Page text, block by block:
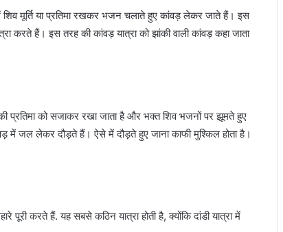
मूर्ति या प्रतिमा रखकर भजन चलाते हुए कांवड़ लेकर जाते हैं। इस
करते हैं। इस तरह की कांवड़ यात्रा को झांकी वाली कांवड़ कहा जाता
प्रतिमा को सजाकर रखा जाता है और भक्त शिव भजनों पर झूमते हुए
में जल लेकर दौड़ते हैं। ऐसे में दौड़ते हुए जाना काफी मुश्किल होता है।
पूरी करते हैं. यह सबसे कठिन यात्रा होती है, क्योंकि दांडी यात्रा में